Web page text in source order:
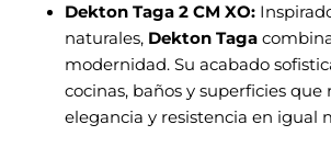
Dekton Taga 2 CM XO:
naturales, Dekton Taga
modernidad. Su acabado
cocinas, baños y superficies que
elegancia y resistencia en igual